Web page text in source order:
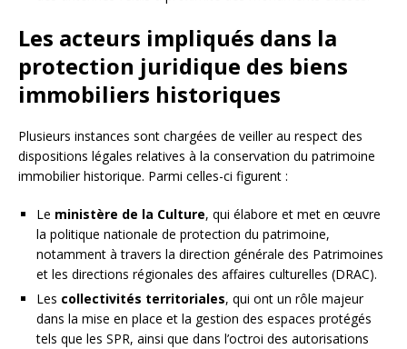
Les acteurs impliqués dans la
protection juridique des biens
immobiliers historiques
Plusieurs instances sont chargées de veiller au respect des
dispositions légales relatives à la conservation du patrimoine
immobilier historique. Parmi celles-ci figurent :
Le ministère de la Culture, qui élabore et met en œuvre
la politique nationale de protection du patrimoine,
notamment à travers la direction générale des Patrimoines
et les directions régionales des affaires culturelles (DRAC).
Les collectivités territoriales, qui ont un rôle majeur
dans la mise en place et la gestion des espaces protégés
tels que les SPR, ainsi que dans l’octroi des autorisations